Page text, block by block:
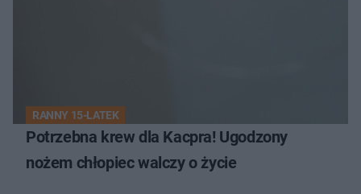
RANNY 15-LATEK
Potrzebna krew dla Kacpra! Ugodzony
nożem chłopiec walczy o życie